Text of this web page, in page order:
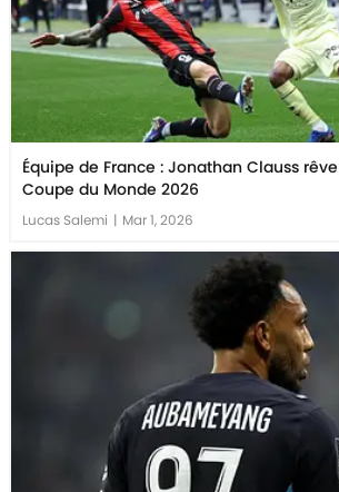
Équipe de France : Jonathan Clauss
Coupe du Monde 2026
Lucas Salemi | Mar 1, 2026